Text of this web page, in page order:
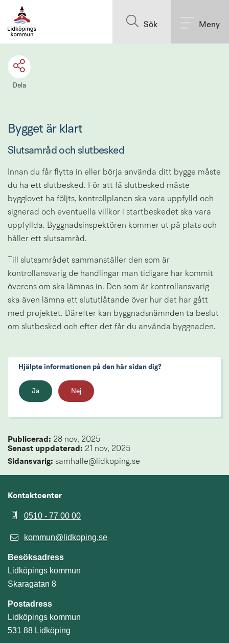
Sök Meny
Dela
Bygget är klart
Slutsamråd och slutbesked
Innan du får flytta in eller börja använda ditt bygge måste
du ha ett slutbesked. För att få slutbesked måste
bygglovet ha följts, kontrollplanen ska vara uppfylld och
signerad och eventuella villkor i startbeskedet ska vara
uppfyllda. Byggnadsinspektören kommer ut på plats och
håller ett slutsamråd.
Till slutsamrådet sammanställer den som är
kontrollansvarig de handlingar man tidigare har kommit
överens om ska lämnas in. Den som är kontrollansvarig
ska även lämna ett slututlåtande över hur det har gått
med projektet. Därefter kan byggnadsnämnden ta beslut
om slutbesked och efter det får du använda byggnaden.
Hjälpte informationen på den här sidan dig?
Ja Nej
Publicerad: 28 nov, 2025
Senast uppdaterad: 21 nov, 2025
Sidansvarig: samhalle@lidkoping.se
Kontaktcenter
0510 - 77 00 00
kommun@lidkoping.se
Besöksadress
Lidköpings kommun
Skaragatan 8
Postadress
Lidköpings kommun
531 88 Lidköping